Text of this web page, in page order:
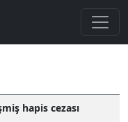
hapis cezası